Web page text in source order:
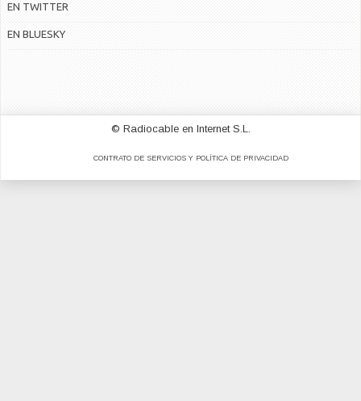
EN TWITTER
EN BLUESKY
© Radiocable en Internet S.L.
CONTRATO DE SERVICIOS Y POLÍTICA DE PRIVACIDAD